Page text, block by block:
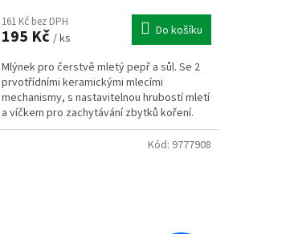
161 Kč bez DPH
195 Kč / ks Do košíku
Mlýnek pro čerstvě mletý pepř a sůl. Se 2
prvotřídními keramickými mlecími
mechanismy, s nastavitelnou hrubostí mletí
a víčkem pro zachytávání zbytků koření.
Vyrobeno z...
Kód: 9777908